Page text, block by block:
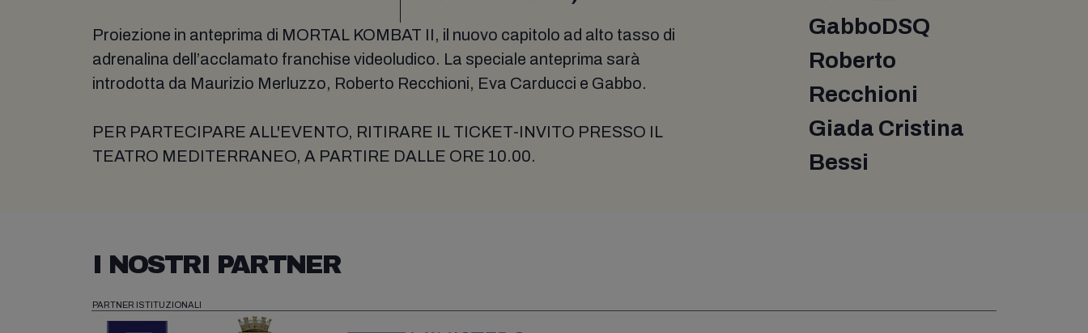
Proiezione in anteprima di MORTAL KOMBAT II, il nuovo capitolo ad alto tasso di
adrenalina dell’acclamato franchise videoludico. La speciale anteprima sarà
introdotta da Maurizio Merluzzo, Roberto Recchioni, Eva Carducci e Gabbo.
PER PARTECIPARE ALL'EVENTO, RITIRARE IL TICKET-INVITO PRESSO IL
TEATRO MEDITERRANEO, A PARTIRE DALLE ORE 10.00.
GabboDSQ
Roberto
Recchioni
Giada Cristina
Bessi
I NOSTRI PARTNER
PARTNER ISTITUZIONALI